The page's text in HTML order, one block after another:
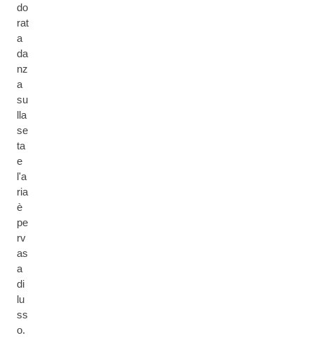
do
rat
a
da
nz
a
su
lla
se
ta
e
l'a
ria
è
pe
rv
as
a
di
lu
ss
o.